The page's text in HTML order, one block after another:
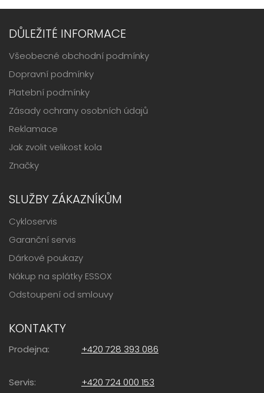
DŮLEŽITÉ INFORMACE
Všeobecné obchodní podmínky
Dopravní podmínky
Platební podmínky
Zásady ochrany osobních údajů
Reklamace
Jak zvolit velikost kola
Značky
SLUŽBY ZÁKAZNÍKŮM
Cykloservis
Garanční servis
Dárkové poukazy
Nákup na splátky ESSOX
Odstoupení od smlouvy
KONTAKTY
Prodejna: +420 728 393 086
Servis: +420 724 000 153